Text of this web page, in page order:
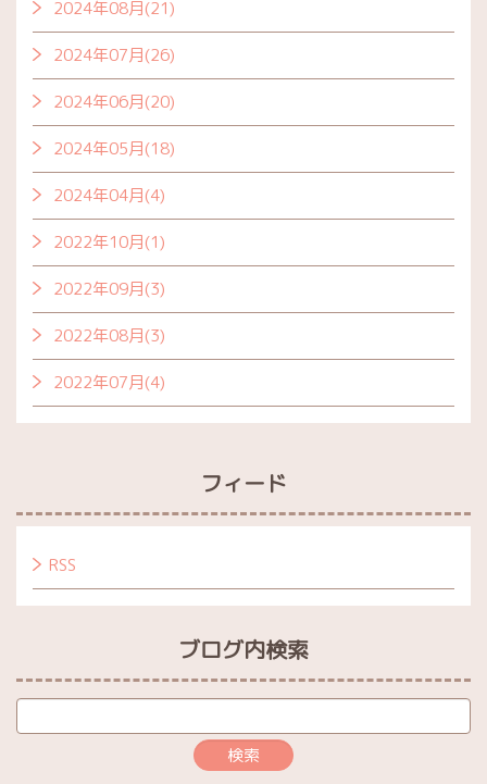
2024年08月(21)
2024年07月(26)
2024年06月(20)
2024年05月(18)
2024年04月(4)
2022年10月(1)
2022年09月(3)
2022年08月(3)
2022年07月(4)
フィード
RSS
ブログ内検索